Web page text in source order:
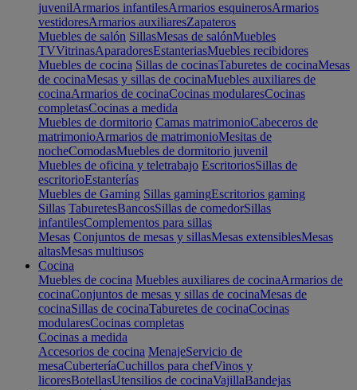
juvenilArmarios infantilesArmarios esquinerosArmarios
vestidoresArmarios auxiliaresZapateros
Muebles de salón SillasMesas de salónMuebles
TVVitrinasAparadoresEstanteriasMuebles recibidores
Muebles de cocina Sillas de cocinasTaburetes de cocinaMesas
de cocinaMesas y sillas de cocinaMuebles auxiliares de
cocinaArmarios de cocinaCocinas modularesCocinas
completasCocinas a medida
Muebles de dormitorio Camas matrimonioCabeceros de
matrimonioArmarios de matrimonioMesitas de
nocheComodasMuebles de dormitorio juvenil
Muebles de oficina y teletrabajo EscritoriosSillas de
escritorioEstanterías
Muebles de Gaming Sillas gamingEscritorios gaming
Sillas TaburetesBancosSillas de comedorSillas
infantilesComplementos para sillas
Mesas Conjuntos de mesas y sillasMesas extensiblesMesas
altasMesas multiusos
Cocina
Muebles de cocina Muebles auxiliares de cocinaArmarios de
cocinaConjuntos de mesas y sillas de cocinaMesas de
cocinaSillas de cocinaTaburetes de cocinaCocinas
modularesCocinas completas
Cocinas a medida
Accesorios de cocina MenajeServicio de
mesaCuberteríaCuchillos para chefVinos y
licoresBotellasUtensilios de cocinaVajillaBandejas